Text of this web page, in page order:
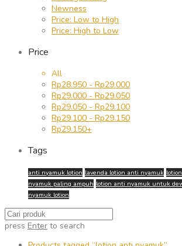
Newness
Price: Low to High
Price: High to Low
Price
All
Rp28.950 - Rp29.000
Rp29.000 - Rp29.050
Rp29.050 - Rp29.100
Rp29.100 - Rp29.150
Rp29.150+
Tags
anti nyamuk lotion lavenda lotion anti nyamuk
nyamuk paling ampuh lotion anti nyamuk untuk
nyamuk lotion
press Enter to search